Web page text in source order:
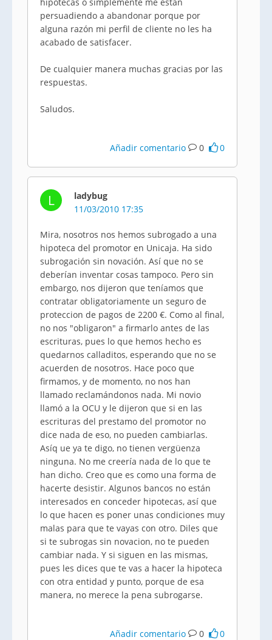
persuadiendo a abandonar porque por
alguna razón mi perfil de cliente no les ha
acabado de satisfacer.
De cualquier manera muchas gracias por las
respuestas.
Saludos.
Añadir comentario 0 0
L
ladybug
11/03/2010 17:35
Mira, nosotros nos hemos subrogado a una
hipoteca del promotor en Unicaja. Ha sido
subrogación sin novación. Así que no se
deberían inventar cosas tampoco. Pero sin
embargo, nos dijeron que teníamos que
contratar obligatoriamente un seguro de
proteccion de pagos de 2200 €. Como al final,
no nos "obligaron" a firmarlo antes de las
escrituras, pues lo que hemos hecho es
quedarnos calladitos, esperando que no se
acuerden de nosotros. Hace poco que
firmamos, y de momento, no nos han
llamado reclamándonos nada. Mi novio
llamó a la OCU y le dijeron que si en las
escrituras del prestamo del promotor no
dice nada de eso, no pueden cambiarlas.
Asíq ue ya te digo, no tienen vergüenza
ninguna. No me creería nada de lo que te
han dicho. Creo que es como una forma de
hacerte desistir. Algunos bancos no están
interesados en conceder hipotecas, así que
lo que hacen es poner unas condiciones muy
malas para que te vayas con otro. Diles que
si te subrogas sin novacion, no te pueden
cambiar nada. Y si siguen en las mismas,
pues les dices que te vas a hacer la hipoteca
con otra entidad y punto, porque de esa
manera, no merece la pena subrogarse.
Añadir comentario 0 0